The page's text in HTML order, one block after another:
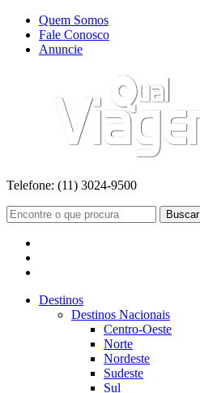
Quem Somos
Fale Conosco
Anuncie
Telefone: (11) 3024-9500
Buscar
Destinos
Destinos Nacionais
Centro-Oeste
Norte
Nordeste
Sudeste
Sul